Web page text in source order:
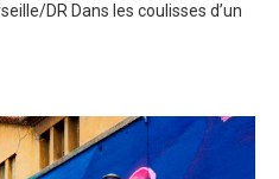
DR Dans les coulisses d’un